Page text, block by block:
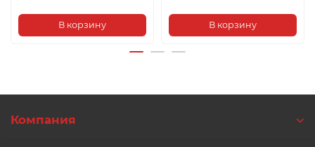
В корзину В корзину
Компания